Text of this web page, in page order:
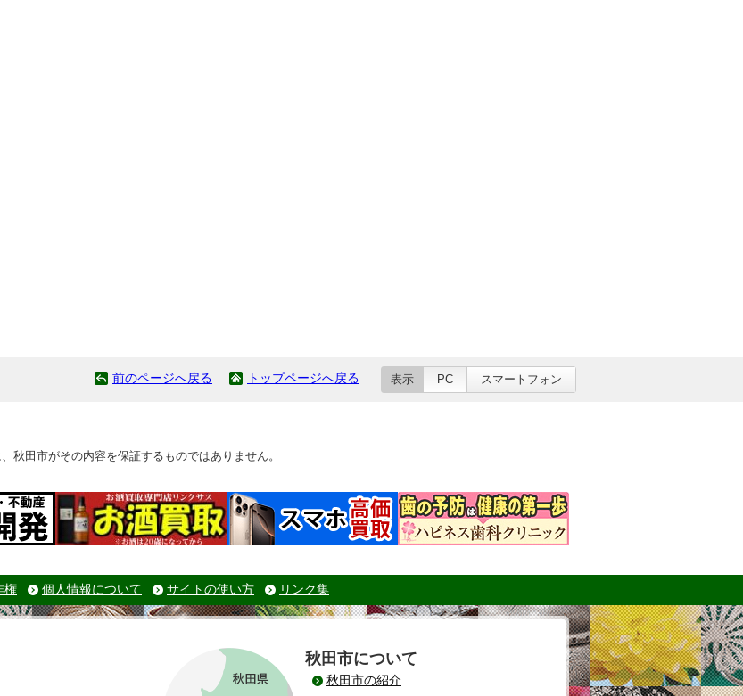
前のページへ戻る トップページへ戻る 表示 PC スマートフォン
秋田市がその内容を保証するものではありません。
権 個人情報について サイトの使い方 リンク集
秋田市について
秋田市の紹介